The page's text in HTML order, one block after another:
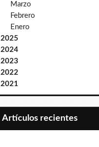
Marzo
Febrero
Enero
2025
2024
2023
2022
2021
Artículos recientes